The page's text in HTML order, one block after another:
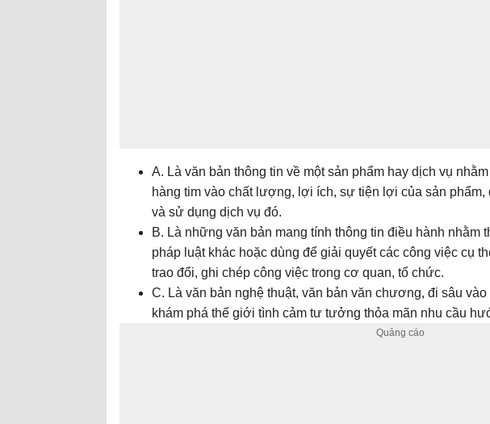
A. Là văn bản thông tin về một sản phẩm hay dịch vụ
hàng tim vào chất lượng, lợi ích, sự tiện lợi của sản phẩm,
và sử dụng dịch vụ đó.
B. Là những văn bản mang tính thông tin điều hành nhằm
pháp luật khác hoặc dùng để giải quyết các công việc cụ
trao đổi, ghi chép công việc trong cơ quan, tổ chức.
C. Là văn bản nghệ thuật, văn bản văn chương, đi sâu
khám phá thế giới tình cảm tư tưởng thỏa mãn nhu cầu